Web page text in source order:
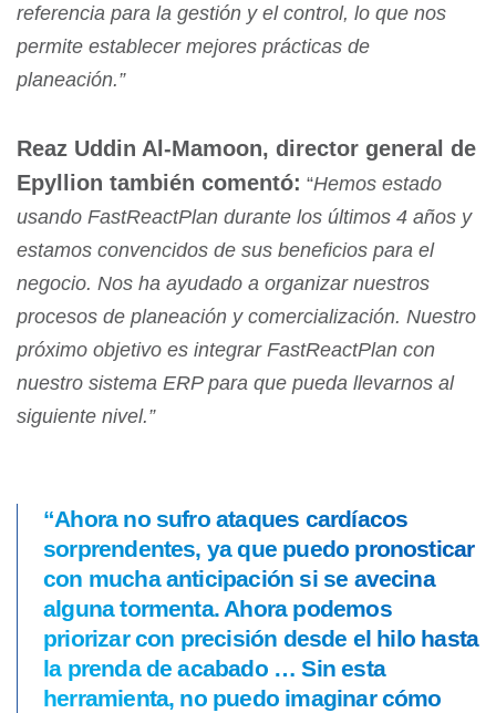
referencia para la gestión y el control, lo que nos
permite establecer mejores prácticas de
planeación.”
Reaz Uddin Al-Mamoon, director general de
Epyllion también comentó: “Hemos estado
usando FastReactPlan durante los últimos 4 años y
estamos convencidos de sus beneficios para el
negocio. Nos ha ayudado a organizar nuestros
procesos de planeación y comercialización. Nuestro
próximo objetivo es integrar FastReactPlan con
nuestro sistema ERP para que pueda llevarnos al
siguiente nivel.”
“Ahora no sufro ataques cardíacos
sorprendentes, ya que puedo pronosticar
con mucha anticipación si se avecina
alguna tormenta. Ahora podemos
priorizar con precisión desde el hilo hasta
la prenda de acabado … Sin esta
herramienta, no puedo imaginar cómo